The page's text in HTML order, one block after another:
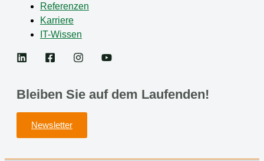
Referenzen
Karriere
IT-Wissen
Bleiben Sie auf dem Laufenden!
Newsletter